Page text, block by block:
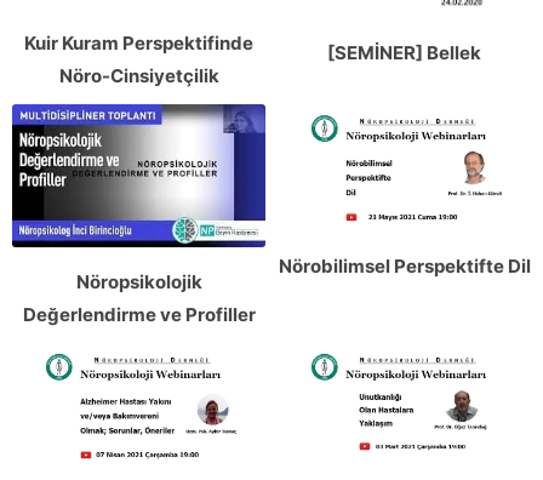
Kuir Kuram Perspektifinde
Nöro-Cinsiyetçilik
[SEMİNER] Bellek
Nöropsikolojik
Değerlendirme ve Profiller
Nörobilimsel Perspektifte Dil